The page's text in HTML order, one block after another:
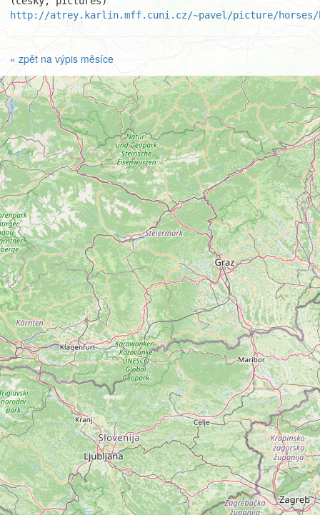
http://atrey.karlin.mff.cuni.cz/~pavel/picture/horses/
« zpět na výpis měsíce